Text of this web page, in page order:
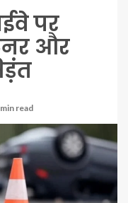
पर
और
read